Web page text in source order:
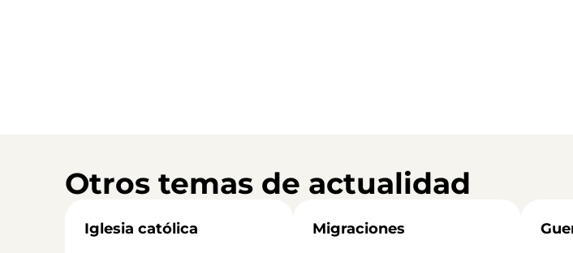
Otros temas de actualidad
Iglesia católica
Migraciones